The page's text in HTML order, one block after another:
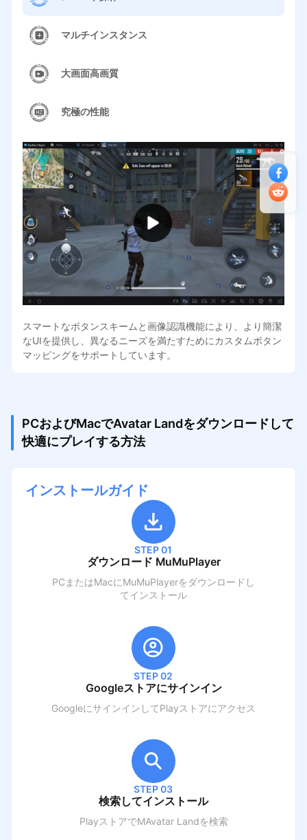
マルチインスタンス
大画面高画質
究極の性能
スマートなボタンスキームと画像認識機能により、より簡潔
なUIを提供し、異なるニーズを満たすためにカスタムボタン
マッピングをサポートしています。
PCおよびMacでAvatar Landをダウンロードして
快適にプレイする方法
インストールガイド
STEP 01
ダウンロード MuMuPlayer
PCまたはMacにMuMuPlayerをダウンロードし
てインストール
STEP 02
Googleストアにサインイン
GoogleにサインインしてPlayストアにアクセス
STEP 03
検索してインストール
PlayストアでMAvatar Landを検索